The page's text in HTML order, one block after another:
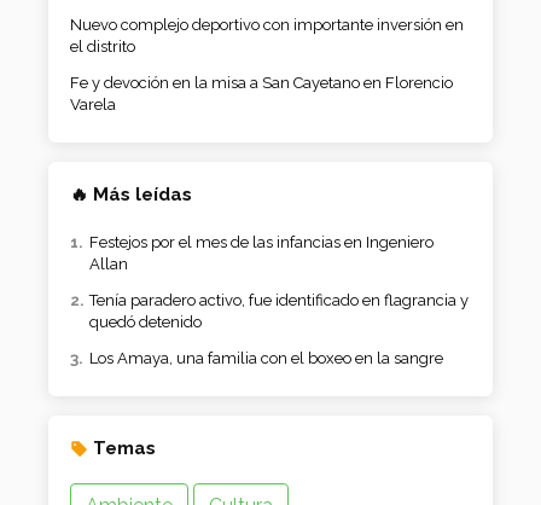
Nuevo complejo deportivo con importante inversión en
el distrito
Fe y devoción en la misa a San Cayetano en Florencio
Varela
🔥 Más leídas
Festejos por el mes de las infancias en Ingeniero
Allan
Tenía paradero activo, fue identificado en flagrancia y
quedó detenido
Los Amaya, una familia con el boxeo en la sangre
Temas